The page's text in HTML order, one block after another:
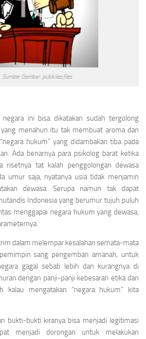
Sumber Gambar: publiclies.files
ini bisa dikatakan sudah tergolong
menahun itu tak membuat aroma dan
hukum” yang didambakan tiba pada
Ada benarnya para psikolog barat ketika
risetnya tat kalah penggolongan dewasa
umur saja, nyatanya usia tidak menjamin
dewasa. Serupa namun tak dapat
Indonesia yang berumur tujuh puluh
menggapai negara hukum yang dewasa,
dalam melempar kesalahan semata-mata
sang pengemban amanah, untuk
gagal sebab lebih dan kurangnya di
dengan panji-panji kebesaran etika dan
kalau mengatakan “negara hukum” kita
bukti-bukti kiranya bisa menjadi legitimasi
menjadi dorongan untuk melakukan